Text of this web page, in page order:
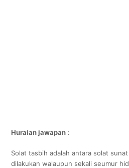
Huraian jawapan :
Solat tasbih adalah antara solat
dilakukan walaupun sekali seumur